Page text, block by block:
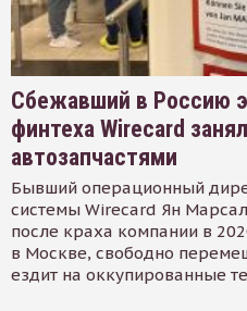
Сбежавший в Россию
финтеха Wirecard
автозапчастями
Бывший операционный
системы Wirecard Ян
после краха компании в
в Москве, свободно
ездит на оккупированные